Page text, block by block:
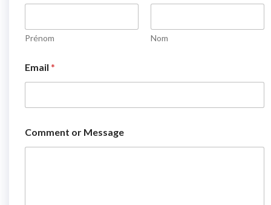
Prénom Nom
Email *
*
M
Comment or Message